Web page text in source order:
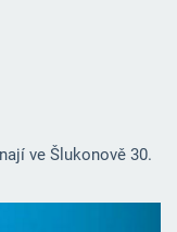
ve Šlukonově 30.